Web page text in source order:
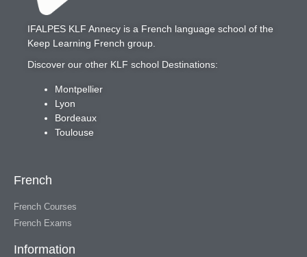
IFALPES KLF Annecy is a French language school of the
Keep Learning French group.
Discover our other KLF school Destinations:
Montpellier
Lyon
Bordeaux
Toulouse
French
French Courses
French Exams
Information